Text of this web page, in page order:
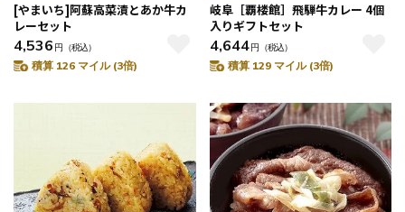
[やまいち]阿蘇高菜漬とあか牛カ
レーセット
4,536 円 （税込）
積算 126 マイル (3倍)
岐阜［覇楼館］飛騨牛カレー 4個
入りギフトセット
4,644円 （税込）
積算 129 マイル (3倍)